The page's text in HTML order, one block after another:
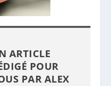
ARTICLE
POUR
PAR ALEX